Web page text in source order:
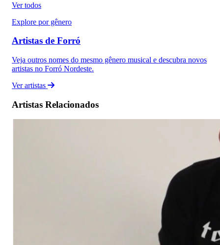
Ver todos
Explore por gênero
Artistas de Forró
Veja outros nomes do mesmo gênero musical e descubra novos
artistas no Forró Nordeste.
Ver artistas
Artistas Relacionados